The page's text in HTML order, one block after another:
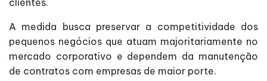
clientes.
A medida busca preservar a competitividade dos
pequenos negócios que atuam majoritariamente no
mercado corporativo e dependem da manutenção
de contratos com empresas de maior porte.